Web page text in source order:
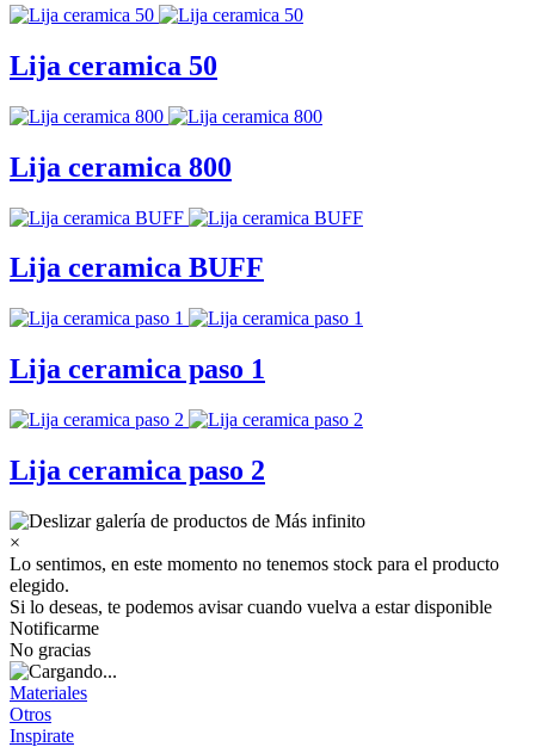
Lija ceramica 50
Lija ceramica 800
Lija ceramica BUFF
Lija ceramica paso 1
Lija ceramica paso 2
×
Lo sentimos, en este momento no tenemos stock para el producto
elegido.
Si lo deseas, te podemos avisar cuando vuelva a estar disponible
Notificarme
No gracias
Materiales
Otros
Inspirate